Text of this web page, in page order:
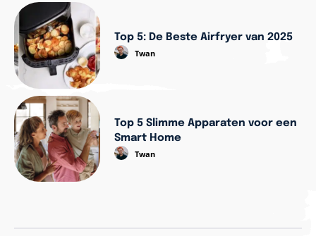
Top 5: De Beste Airfryer van 2025
Twan
Top 5 Slimme Apparaten voor een
Smart Home
Twan